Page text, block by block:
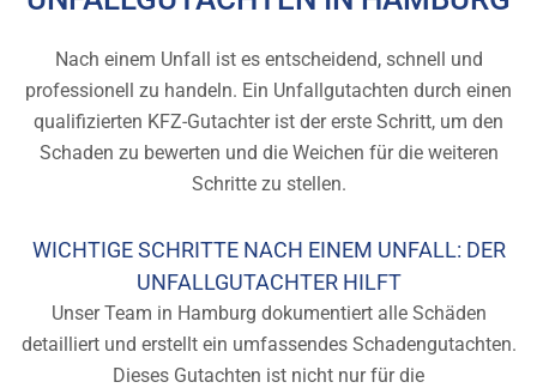
Nach einem Unfall ist es entscheidend, schnell und
professionell zu handeln. Ein Unfallgutachten durch einen
qualifizierten KFZ-Gutachter ist der erste Schritt, um den
Schaden zu bewerten und die Weichen für die weiteren
Schritte zu stellen.
WICHTIGE SCHRITTE NACH EINEM UNFALL: DER
UNFALLGUTACHTER HILFT
Unser Team in Hamburg dokumentiert alle Schäden
detailliert und erstellt ein umfassendes Schadengutachten.
Dieses Gutachten ist nicht nur für die